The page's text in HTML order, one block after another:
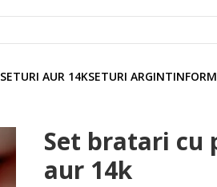
SETURI AUR 14KSETURI ARGINT
Set bratari
aur 14k